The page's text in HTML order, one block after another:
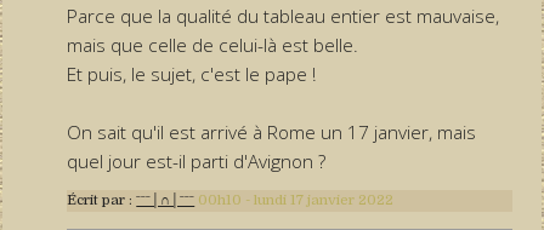
Parce que la qualité du tableau entier est mauvaise,
mais que celle de celui-là est belle.
Et puis, le sujet, c'est le pape !
On sait qu'il est arrivé à Rome un 17 janvier, mais
quel jour est-il parti d'Avignon ?
Écrit par :ˉˉˉ│∩│ˉˉˉ 00h10 -lundi 17 janvier 2022